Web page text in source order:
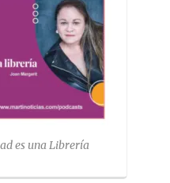
es una Librería